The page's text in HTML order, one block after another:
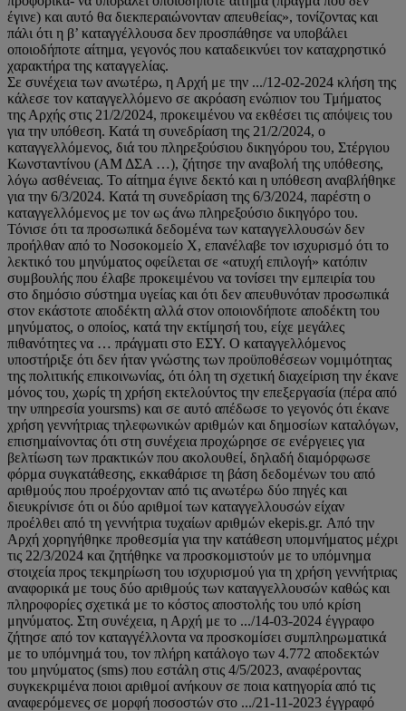
έγινε) και αυτό θα διεκπεραιώνονταν απευθείας», τονίζοντας και
πάλι ότι η β’ καταγγέλλουσα δεν προσπάθησε να υποβάλει
οποιοδήποτε αίτημα, γεγονός που καταδεικνύει τον καταχρηστικό
χαρακτήρα της καταγγελίας.
Σε συνέχεια των ανωτέρω, η Αρχή με την .../12-02-2024 κλήση της
κάλεσε τον καταγγελλόμενο σε ακρόαση ενώπιον του Τμήματος
της Αρχής στις 21/2/2024, προκειμένου να εκθέσει τις απόψεις του
για την υπόθεση. Κατά τη συνεδρίαση της 21/2/2024, ο
καταγγελλόμενος, διά του πληρεξούσιου δικηγόρου του, Στέργιου
Κωνσταντίνου (ΑΜ ΔΣΑ …), ζήτησε την αναβολή της υπόθεσης,
λόγω ασθένειας. Το αίτημα έγινε δεκτό και η υπόθεση αναβλήθηκε
για την 6/3/2024. Κατά τη συνεδρίαση της 6/3/2024, παρέστη ο
καταγγελλόμενος με τον ως άνω πληρεξούσιο δικηγόρο του.
Τόνισε ότι τα προσωπικά δεδομένα των καταγγελλουσών δεν
προήλθαν από το Νοσοκομείο Χ, επανέλαβε τον ισχυρισμό ότι το
λεκτικό του μηνύματος οφείλεται σε «ατυχή επιλογή» κατόπιν
συμβουλής που έλαβε προκειμένου να τονίσει την εμπειρία του
στο δημόσιο σύστημα υγείας και ότι δεν απευθυνόταν προσωπικά
στον εκάστοτε αποδέκτη αλλά στον οποιονδήποτε αποδέκτη του
μηνύματος, ο οποίος, κατά την εκτίμησή του, είχε μεγάλες
πιθανότητες να … πράγματι στο ΕΣΥ. Ο καταγγελλόμενος
υποστήριξε ότι δεν ήταν γνώστης των προϋποθέσεων νομιμότητας
της πολιτικής επικοινωνίας, ότι όλη τη σχετική διαχείριση την έκανε
μόνος του, χωρίς τη χρήση εκτελούντος την επεξεργασία (πέρα από
την υπηρεσία yoursms) και σε αυτό απέδωσε το γεγονός ότι έκανε
χρήση γεννήτριας τηλεφωνικών αριθμών και δημοσίων καταλόγων,
επισημαίνοντας ότι στη συνέχεια προχώρησε σε ενέργειες για
βελτίωση των πρακτικών που ακολουθεί, δηλαδή διαμόρφωσε
φόρμα συγκατάθεσης, εκκαθάρισε τη βάση δεδομένων του από
αριθμούς που προέρχονταν από τις ανωτέρω δύο πηγές και
διευκρίνισε ότι οι δύο αριθμοί των καταγγελλουσών είχαν
προέλθει από τη γεννήτρια τυχαίων αριθμών ekepis.gr. Από την
Αρχή χορηγήθηκε προθεσμία για την κατάθεση υπομνήματος μέχρι
τις 22/3/2024 και ζητήθηκε να προσκομιστούν με το υπόμνημα
στοιχεία προς τεκμηρίωση του ισχυρισμού για τη χρήση γεννήτριας
αναφορικά με τους δύο αριθμούς των καταγγελλουσών καθώς και
πληροφορίες σχετικά με το κόστος αποστολής του υπό κρίση
μηνύματος. Στη συνέχεια, η Αρχή με το .../14-03-2024 έγγραφο
ζήτησε από τον καταγγέλλοντα να προσκομίσει συμπληρωματικά
με το υπόμνημά του, τον πλήρη κατάλογο των 4.772 αποδεκτών
του μηνύματος (sms) που εστάλη στις 4/5/2023, αναφέροντας
συγκεκριμένα ποιοι αριθμοί ανήκουν σε ποια κατηγορία από τις
αναφερόμενες σε μορφή ποσοστών στο .../21-11-2023 έγγραφό